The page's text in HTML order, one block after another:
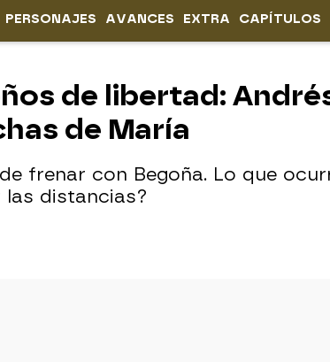
PERSONAJES AVANCES EXTRA CAPÍTULOS
de libertad:
de María
frenar con Begoña. Lo que
las distancias?